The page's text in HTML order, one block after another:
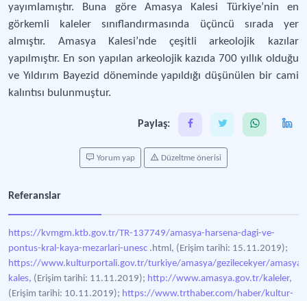
yayımlamıştır. Buna göre Amasya Kalesi Türkiye’nin en
görkemli kaleler sınıflandırmasında üçüncü sırada yer
almıştır. Amasya Kalesi’nde çeşitli arkeolojik kazılar
yapılmıştır. En son yapılan arkeolojik kazıda 700 yıllık olduğu
ve Yıldırım Bayezid döneminde yapıldığı düşünülen bir cami
kalıntısı bulunmuştur.
Paylaş:
Yorum yap Düzeltme önerisi
Referanslar
https://kvmgm.ktb.gov.tr/TR-137749/amasya-harsena-dagi-ve-
pontus-kral-kaya-mezarlari-unesc .html, (Erişim tarihi: 15.11.2019);
https://www.kulturportali.gov.tr/turkiye/amasya/gezilecekyer/amasya-
kales, (Erişim tarihi: 11.11.2019); http://www.amasya.gov.tr/kaleler,
(Erişim tarihi: 10.11.2019); https://www.trthaber.com/haber/kultur-